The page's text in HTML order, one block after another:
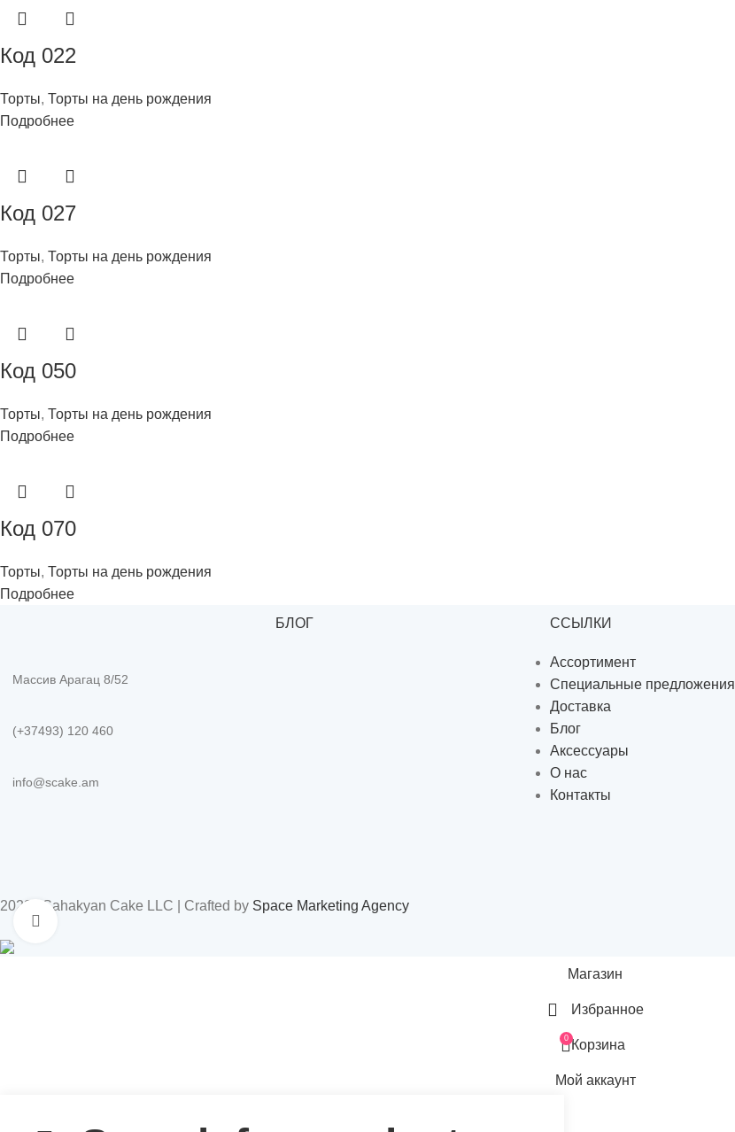
Код 022
Торты, Торты на день рождения
Подробнее
Код 027
Торты, Торты на день рождения
Подробнее
Код 050
Торты, Торты на день рождения
Подробнее
Код 070
Торты, Торты на день рождения
Подробнее
Массив Арагац 8/52
(+37493) 120 460
info@scake.am
БЛОГ ССЫЛКИ
Ассортимент
Специальные предложения
Доставка
Блог
Аксессуары
О нас
Контакты
2023 | Sahakyan Cake LLC | Crafted by Space Marketing Agency
Магазин
Избранное
0 Корзина
Мой аккаунт